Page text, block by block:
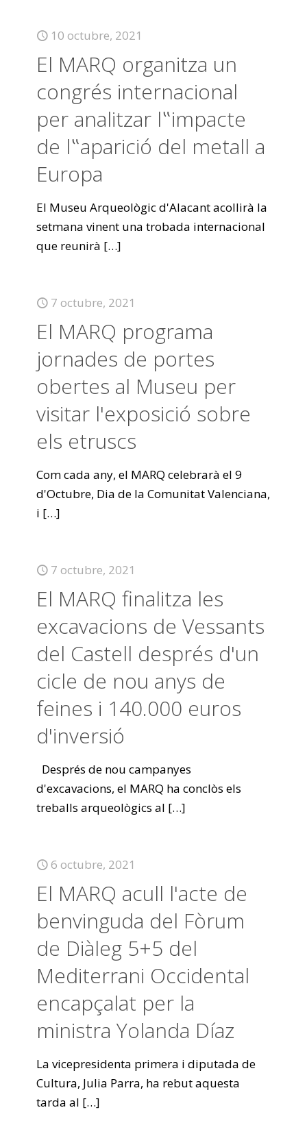
10 octubre, 2021
El MARQ organitza un
congrés internacional
per analitzar l‟impacte
de l‟aparició del metall a
Europa
El Museu Arqueològic d'Alacant acollirà la
setmana vinent una trobada internacional
que reunirà […]
7 octubre, 2021
El MARQ programa
jornades de portes
obertes al Museu per
visitar l'exposició sobre
els etruscs
Com cada any, el MARQ celebrarà el 9
d'Octubre, Dia de la Comunitat Valenciana,
i […]
7 octubre, 2021
El MARQ finalitza les
excavacions de Vessants
del Castell després d'un
cicle de nou anys de
feines i 140.000 euros
d'inversió
Després de nou campanyes
d'excavacions, el MARQ ha conclòs els
treballs arqueològics al […]
6 octubre, 2021
El MARQ acull l'acte de
benvinguda del Fòrum
de Diàleg 5+5 del
Mediterrani Occidental
encapçalat per la
ministra Yolanda Díaz
La vicepresidenta primera i diputada de
Cultura, Julia Parra, ha rebut aquesta
tarda al […]